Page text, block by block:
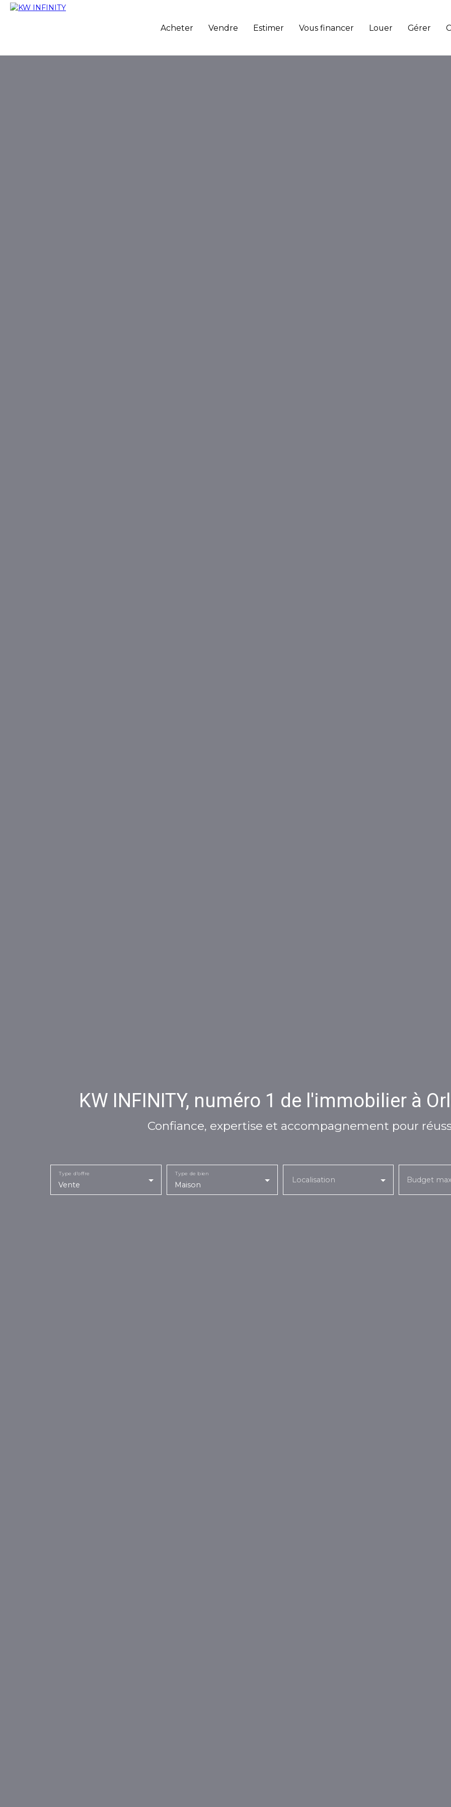
Acheter Vendre Estimer Vous financer Louer Gérer
KW INFINITY, numéro 1 de l'immobilier à
Confiance, expertise et accompagnement pour
Vente
Type d'offre
Maison
Type de bien
Localisation Budget